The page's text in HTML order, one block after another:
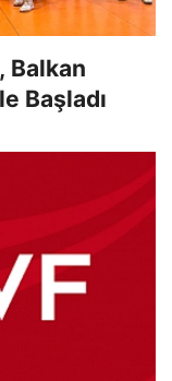
Balkan
Başladı